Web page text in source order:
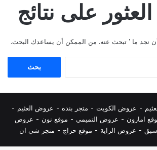
على نتائج
أن نجد ما ’ تبحث عنه. من الممكن أن يساعدك البحث.
- عروض الكويت - متجر بنده - عروض العثيم -
امازون - عروض التميمي - موقع نون - عروض
- عروض الراية - موقع حراج - متجر شي ان